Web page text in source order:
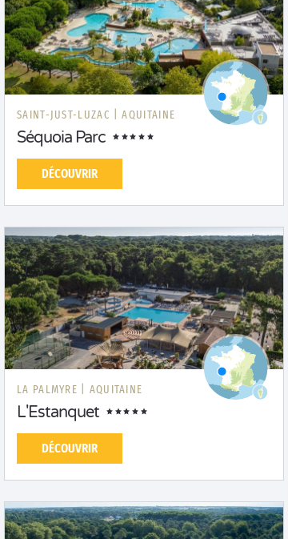
SAINT-JUST-LUZAC | AQUITAINE
Séquoia Parc
DÉCOUVRIR
LA PALMYRE | AQUITAINE
L'Estanquet
DÉCOUVRIR